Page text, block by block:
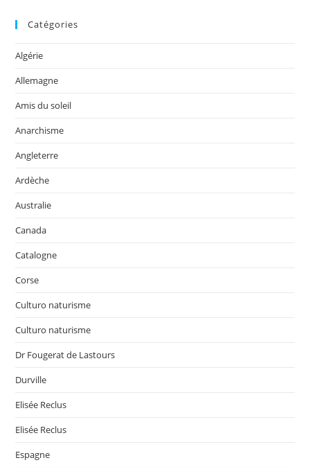
Catégories
Algérie
Allemagne
Amis du soleil
Anarchisme
Angleterre
Ardèche
Australie
Canada
Catalogne
Corse
Culturo naturisme
Culturo naturisme
Dr Fougerat de Lastours
Durville
Elisée Reclus
Elisée Reclus
Espagne